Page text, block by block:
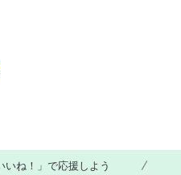
ね！」で応援しよう